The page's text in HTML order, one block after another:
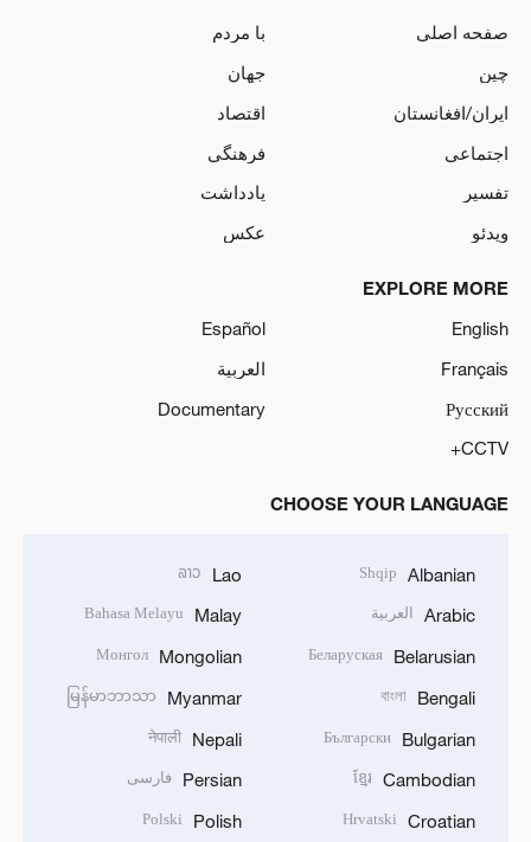
صفحه اصلی
با مردم
چین
جهان
ایران/افغانستان
اقتصاد
اجتماعی
فرهنگی
تفسیر
یادداشت
ویدئو
عکس
EXPLORE MORE
English
Español
Français
العربية
Русский
Documentary
CCTV+
CHOOSE YOUR LANGUAGE
Albanian
Shqip
Arabic العربية
Belarusian
Беларуская
Bengali
বাংলা
Bulgarian
Български
Cambodian
ខ្មែរ
Croatian
Hrvatski
Lao
ລາວ
Malay
Bahasa Melayu
Mongolian
Монгол
Myanmar
မြန်မာဘာသာ
Nepali
नेपाली
Persian فارسی
Polish
Polski